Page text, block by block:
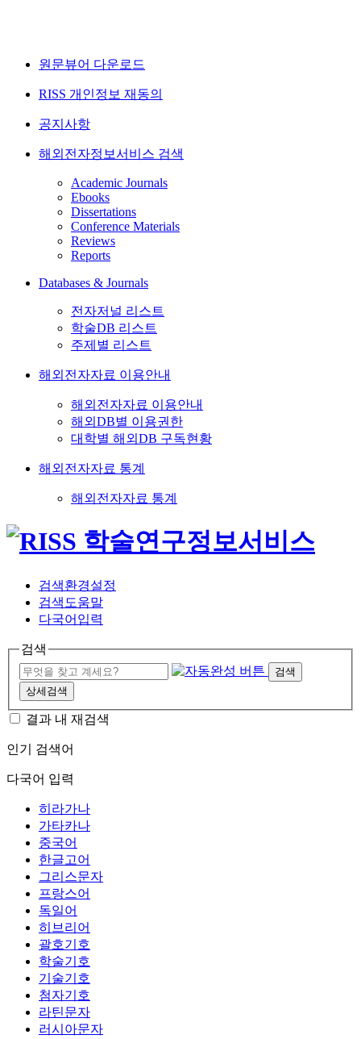
원문뷰어 다운로드
RISS 개인정보 재동의
공지사항
해외전자정보서비스 검색
Academic Journals
Ebooks
Dissertations
Conference Materials
Reviews
Reports
Databases & Journals
전자저널 리스트
학술DB 리스트
주제별 리스트
해외전자자료 이용안내
해외전자자료 이용안내
해외DB별 이용권한
대학별 해외DB 구독현황
해외전자자료 통계
해외전자자료 통계
검색환경설정
검색도움말
다국어입력
검색
검색
상세검색
결과 내 재검색
인기 검색어
다국어 입력
히라가나
가타카나
중국어
한글고어
그리스문자
프랑스어
독일어
히브리어
괄호기호
학술기호
기술기호
첨자기호
라틴문자
러시아문자